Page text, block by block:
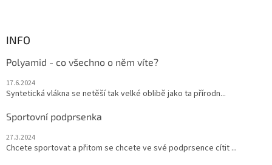
INFO
Polyamid - co všechno o něm víte?
17.6.2024
Syntetická vlákna se netěší tak velké oblibě jako ta přírodn...
Sportovní podprsenka
27.3.2024
Chcete sportovat a přitom se chcete ve své podprsence cítit ...